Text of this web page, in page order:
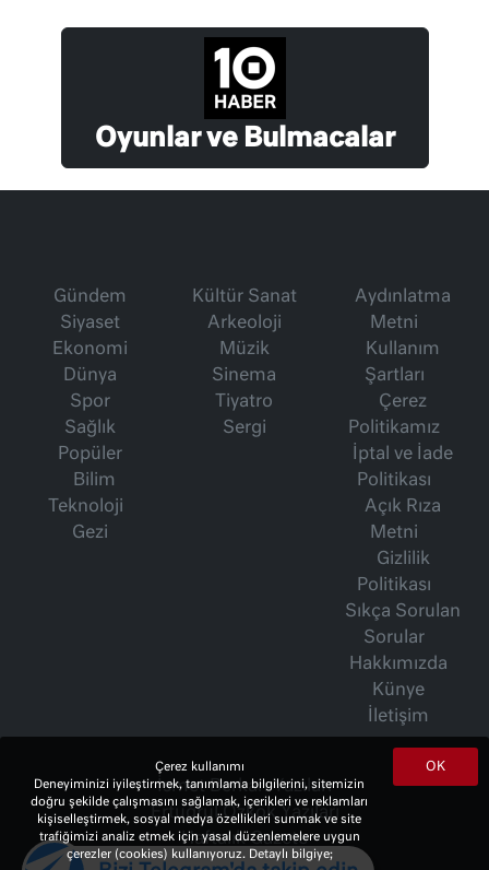
Oyunlar ve Bulmacalar
Gündem
Siyaset
Ekonomi
Dünya
Spor
Sağlık
Popüler
Bilim
Teknoloji
Gezi
Kültür Sanat
Arkeoloji
Müzik
Sinema
Tiyatro
Sergi
Aydınlatma
Metni
Kullanım
Şartları
Çerez
Politikamız
İptal ve İade
Politikası
Açık Rıza
Metni
Gizlilik
Politikası
Sıkça Sorulan
Sorular
Hakkımızda
Künye
İletişim
İsmet Berkan Yazıları
Ertuğrul Özkök Yazıları
Haftalık Gazete
OK
Çerez kullanımı
Deneyiminizi iyileştirmek, tanımlama bilgilerini, sitemizin
doğru şekilde çalışmasını sağlamak, içerikleri ve reklamları
kişiselleştirmek, sosyal medya özellikleri sunmak ve site
trafiğimizi analiz etmek için yasal düzenlemelere uygun
çerezler (cookies) kullanıyoruz. Detaylı bilgiye;